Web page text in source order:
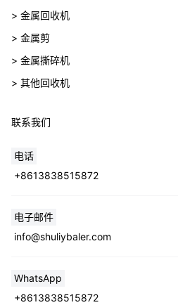
> 金属回收机
> 金属剪
> 金属撕碎机
> 其他回收机
联系我们
电话
+8613838515872
电子邮件
info@shuliybaler.com
WhatsApp
+8613838515872